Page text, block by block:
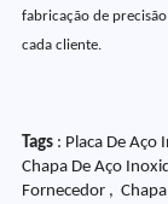
fabricação de precisão
cada cliente.
Tags: Placa De Aço
Chapa De Aço
Fornecedor ,